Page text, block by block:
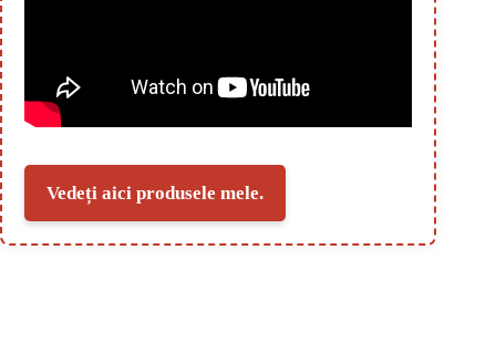
Vedeți aici produsele mele.